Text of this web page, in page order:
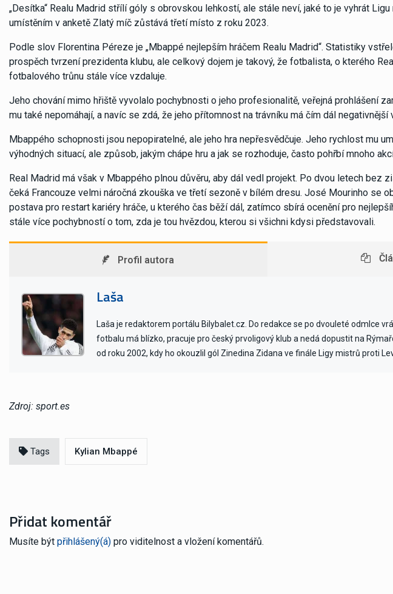
„Desítka“ Realu Madrid střílí góly s obrovskou lehkostí, ale stále neví, jaké to je vyhrát
umístěním v anketě Zlatý míč zůstává třetí místo z roku 2023.
Podle slov Florentina Péreze je „Mbappé nejlepším hráčem Realu Madrid“. Statistiky
prospěch tvrzení prezidenta klubu, ale celkový dojem je takový, že fotbalista, o kterého
fotbalového trůnu stále více vzdaluje.
Jeho chování mimo hřiště vyvolalo pochybnosti o jeho profesionalitě, veřejná prohlášení
mu také nepomáhají, a navíc se zdá, že jeho přítomnost na trávníku má čím dál negativnější
Mbappého schopnosti jsou nepopiratelné, ale jeho hra nepřesvědčuje. Jeho rychlost mu
výhodných situací, ale způsob, jakým chápe hru a jak se rozhoduje, často pohřbí mnoho
Real Madrid má však v Mbappého plnou důvěru, aby dál vedl projekt. Po dvou letech bez
čeká Francouze velmi náročná zkouška ve třetí sezoně v bílém dresu. José Mourinho se
postava pro restart kariéry hráče, u kterého čas běží dál, zatímco sbírá ocenění pro
stále více pochybností o tom, zda je tou hvězdou, kterou si všichni kdysi představovali.
Profil autora
Laša
Laša je redaktorem portálu Bilybalet.cz. Do redakce se po dvouleté odmlce
fotbalu má blízko, pracuje pro český prvoligový klub a nedá dopustit na
od roku 2002, kdy ho okouzlil gól Zinedina Zidana ve finále Ligy mistrů proti
Zdroj: sport.es
Tags Kylian Mbappé
Přidat komentář
Musíte být přihlášený(á) pro viditelnost a vložení komentářů.